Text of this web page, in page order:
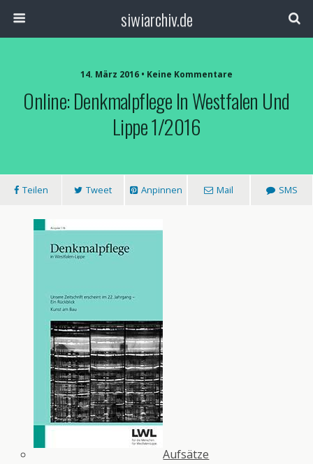
siwiarchiv.de
14. März 2016 • Keine Kommentare
Online: Denkmalpflege In Westfalen Und
Lippe 1/2016
Teilen Tweet Anpinnen Mail SMS
Aufsätze